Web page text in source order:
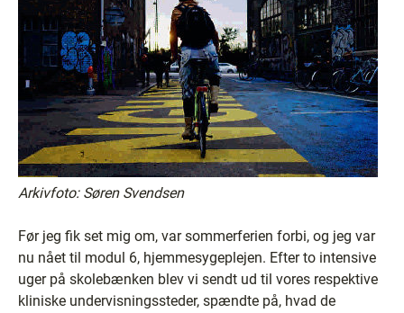
Arkivfoto: Søren Svendsen
Før jeg fik set mig om, var sommerferien forbi, og jeg var
nu nået til modul 6, hjemmesygeplejen. Efter to intensive
uger på skolebænken blev vi sendt ud til vores respektive
kliniske undervisningssteder, spændte på, hvad de